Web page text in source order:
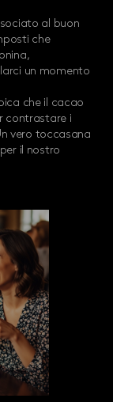
al buon
che
un momento
che il cacao
contrastare i
vero toccasana
il nostro